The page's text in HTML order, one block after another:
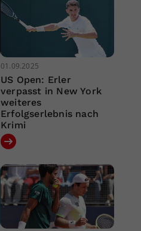
01.09.2025
US Open: Erler
verpasst in New York
weiteres
Erfolgserlebnis nach
Krimi